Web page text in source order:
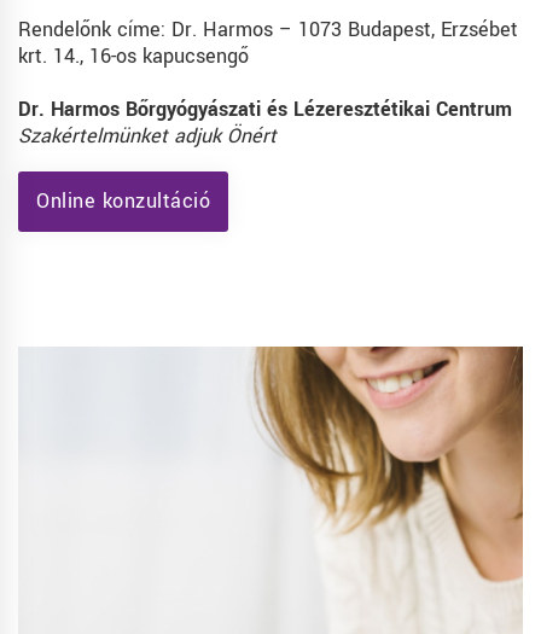
Rendelőnk címe: Dr. Harmos – 1073 Budapest, Erzsébet
krt. 14., 16-os kapucsengő
Dr. Harmos Bőrgyógyászati és Lézeresztétikai Centrum
Szakértelmünket adjuk Önért
Online konzultáció